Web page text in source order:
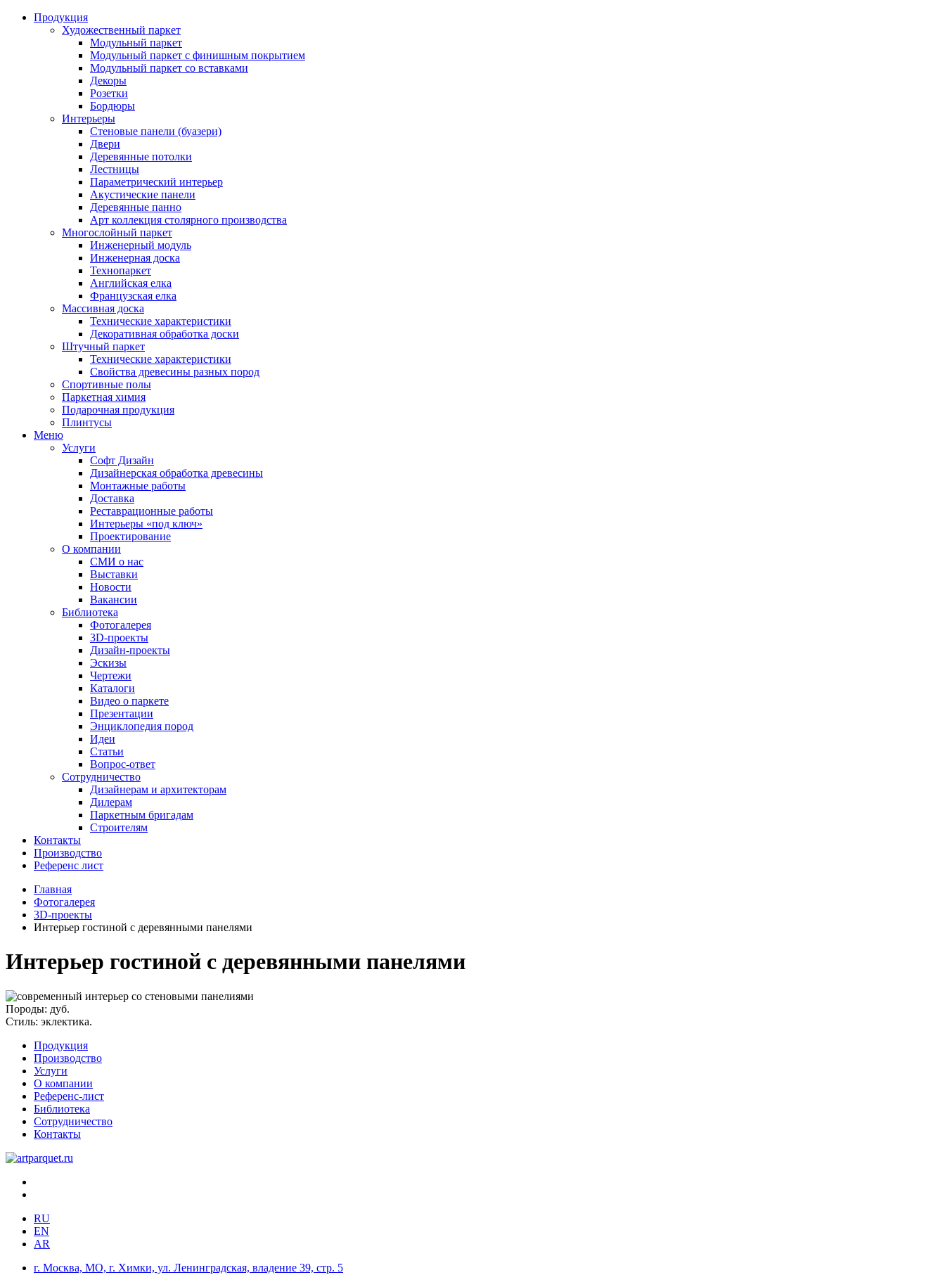
Продукция
Художественный паркет
Модульный паркет
Модульный паркет с финишным покрытием
Модульный паркет со вставками
Декоры
Розетки
Бордюры
Интерьеры
Стеновые панели (буазери)
Двери
Деревянные потолки
Лестницы
Параметрический интерьер
Акустические панели
Деревянные панно
Арт коллекция столярного производства
Многослойный паркет
Инженерный модуль
Инженерная доска
Технопаркет
Английская елка
Французская елка
Массивная доска
Технические характеристики
Декоративная обработка доски
Штучный паркет
Технические характеристики
Свойства древесины разных пород
Спортивные полы
Паркетная химия
Подарочная продукция
Плинтусы
Меню
Услуги
Софт Дизайн
Дизайнерская обработка древесины
Монтажные работы
Доставка
Реставрационные работы
Интерьеры «под ключ»
Проектирование
О компании
СМИ о нас
Выставки
Новости
Вакансии
Библиотека
Фотогалерея
3D-проекты
Дизайн-проекты
Эскизы
Чертежи
Каталоги
Видео о паркете
Презентации
Энциклопедия пород
Идеи
Статьи
Вопрос-ответ
Сотрудничество
Дизайнерам и архитекторам
Дилерам
Паркетным бригадам
Строителям
Контакты
Производство
Референс лист
Главная
Фотогалерея
3D-проекты
Интерьер гостиной с деревянными панелями
Интерьер гостиной с деревянными панелями
Породы: дуб.
Стиль: эклектика.
Продукция
Производство
Услуги
О компании
Референс-лист
Библиотека
Сотрудничество
Контакты
RU
EN
AR
г. Москва, МО, г. Химки, ул. Ленинградская, владение 39, стр. 5